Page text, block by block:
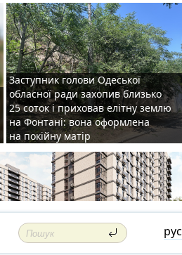
Заступник голови Одеської
обласної ради захопив близько
25 соток і приховав елітну землю
на Фонтані: вона оформлена
на покійну матір
рус